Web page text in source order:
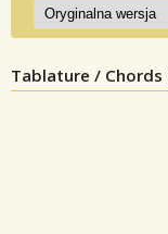
Tablature / Chords